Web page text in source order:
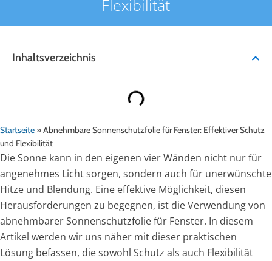
Flexibilität
Inhaltsverzeichnis
Startseite »Abnehmbare Sonnenschutzfolie für Fenster: Effektiver Schutz
und Flexibilität
Die Sonne kann in den eigenen vier Wänden nicht nur für
angenehmes Licht sorgen, sondern auch für unerwünschte
Hitze und Blendung. Eine effektive Möglichkeit, diesen
Herausforderungen zu begegnen, ist die Verwendung von
abnehmbarer Sonnenschutzfolie für Fenster. In diesem
Artikel werden wir uns näher mit dieser praktischen
Lösung befassen, die sowohl Schutz als auch Flexibilität